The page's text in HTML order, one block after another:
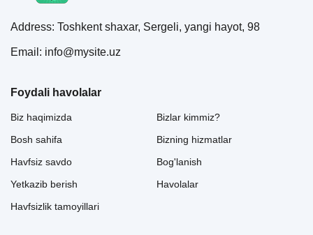
Address: Toshkent shaxar, Sergeli, yangi hayot, 98
Email: info@mysite.uz
Foydali havolalar
Biz haqimizda
Bosh sahifa
Havfsiz savdo
Yetkazib berish
Havfsizlik tamoyillari
Bizlar kimmiz?
Bizning hizmatlar
Bog'lanish
Havolalar